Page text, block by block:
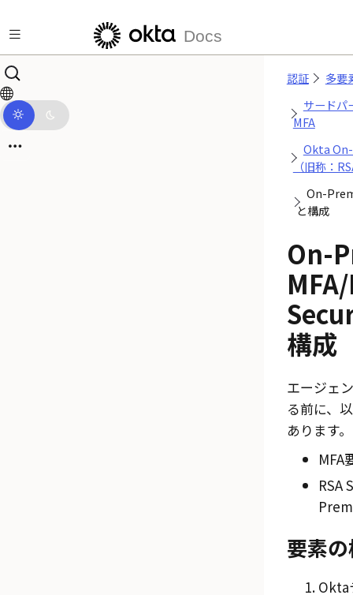
Docs
認証
多要
サードパ
MFA
Okta
（旧称：
On-
と構成
On-
構成
エージェ
る前に、
あります。
MFA
RSA
要素
Okta